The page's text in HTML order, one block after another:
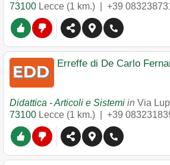
73100 Lecce (1 km.) | +39
Erreffe di De Carlo
Didattica - Articoli e Sistemi in Via
73100 Lecce (1 km.) | +39